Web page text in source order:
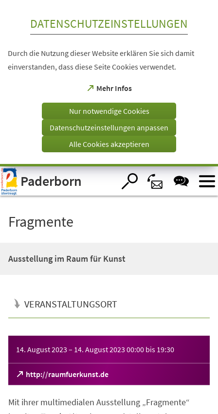
Visuelle
Assistenzsoftware
öffnen.
DATENSCHUTZEINSTELLUNGEN
Durch die Nutzung dieser Website erklären Sie sich damit
einverstanden, dass diese Seite Cookies verwendet.
Mehr Infos
(Öffnet
einem
Tab)
Nur notwendige Cookies
Datenschutzeinstellungen anpassen
Alle Cookies akzeptieren
Paderborn
Fragmente
Ausstellung im Raum für Kunst
VERANSTALTUNGSORT
14. August 2023 – 14. August 2023 00:00 bis 19:30
http://raumfuerkunst.de
(Öffnet
in
neuen
Mit ihrer multimedialen Ausstellung „Fragmente“